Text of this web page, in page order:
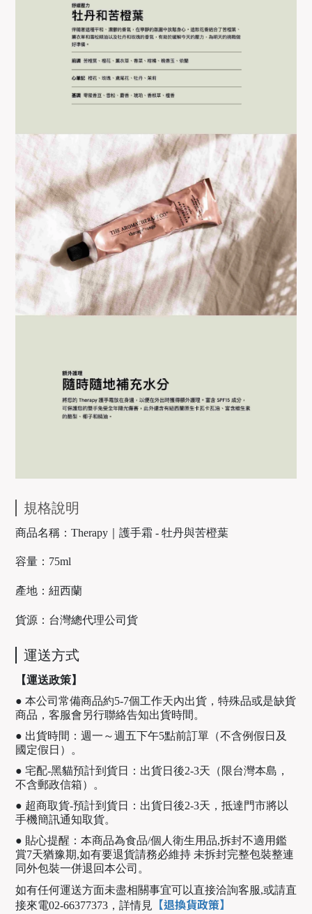
規格說明
商品名稱：Therapy｜護手霜 - 牡丹與苦橙葉
容量：75ml
產地 ： 紐西蘭
貨源 ： 台灣總代理公司貨
運送方式
【運送政策】
● 本公司常備商品約5-7個工作天內出貨，特殊品或是缺貨
商品，客服會另行聯絡告知出貨時間。
● 出貨時間：週一～週五下午5點前訂單（不含例假日及
國定假日）。
● 宅配-黑貓預計到貨日：出貨日後2-3天（限台灣本島，
不含郵政信箱）。
● 超商取貨-預計到貨日：出貨日後2-3天，抵達門市將以
手機簡訊通知取貨。
● 貼心提醒：本商品為食品/個人衛生用品,拆封不適用鑑
賞7天猶豫期,如有要退貨請務必維持 未拆封完整包裝整連
同外包裝一併退回本公司。
如有任何運送方面未盡相關事宜可以直接洽詢客服,或請直
接來電02-66377373， 詳情見 【退換貨政策】